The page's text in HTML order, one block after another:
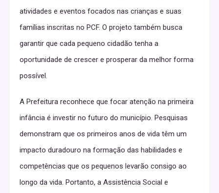
atividades e eventos focados nas crianças e suas
famílias inscritas no PCF. O projeto também busca
garantir que cada pequeno cidadão tenha a
oportunidade de crescer e prosperar da melhor forma
possível.
A Prefeitura reconhece que focar atenção na primeira
infância é investir no futuro do município. Pesquisas
demonstram que os primeiros anos de vida têm um
impacto duradouro na formação das habilidades e
competências que os pequenos levarão consigo ao
longo da vida. Portanto, a Assistência Social e